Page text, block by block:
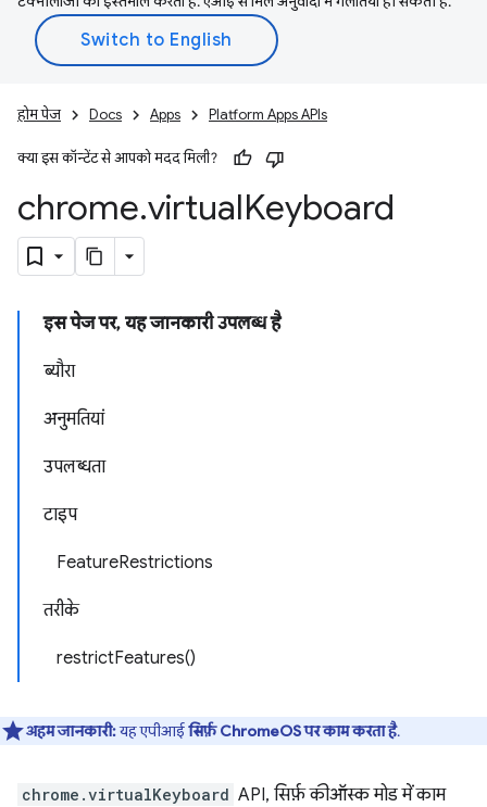
होम पेज Docs Apps Platform Apps APIs
क्या इस कॉन्टेंट से आपको मदद मिली?
chrome.virtualKeyboard
इस पेज पर, यह जानकारी उपलब्ध है
ब्यौरा
अनुमतियां
उपलब्धता
टाइप
FeatureRestrictions
तरीके
restrictFeatures()
अहम जानकारी:यह एपीआईसिर्फ़ ChromeOS पर काम करता है.
chrome.virtualKeyboard API, सिर्फ़ कीऑस्क मोड में काम